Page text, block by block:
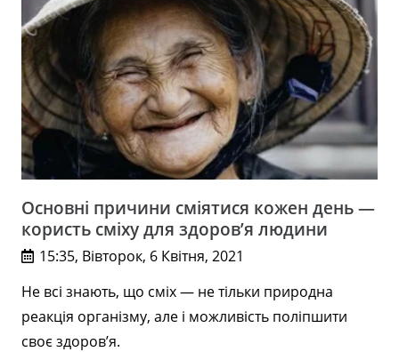
Основні причини сміятися кожен день —
користь сміху для здоров’я людини
15:35, Вівторок, 6 Квітня, 2021
Не всі знають, що сміх — не тільки природна
реакція організму, але і можливість поліпшити
своє здоров’я.